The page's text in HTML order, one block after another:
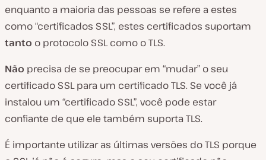
enquanto a maioria das pessoas se refere a estes
como “certificados SSL”, estes certificados suportam
tanto o protocolo SSL como o TLS.
Não precisa de se preocupar em “mudar” o seu
certificado SSL para um certificado TLS. Se você já
instalou um “certificado SSL”, você pode estar
confiante de que ele também suporta TLS.
É importante utilizar as últimas versões do TLS porque